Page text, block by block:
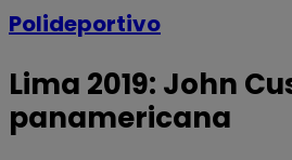
Polideportivo
Lima 2019: John
panamericana